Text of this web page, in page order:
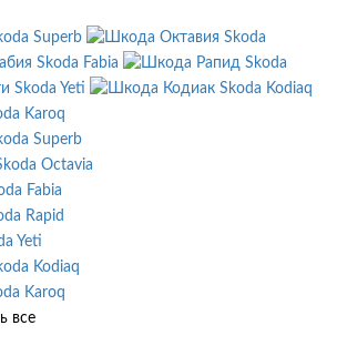
Superb
Skoda
Skoda Fabia
Skoda
Skoda Yeti
Skoda Kodiaq
Karoq
Superb
Octavia
Fabia
Rapid
Yeti
Kodiaq
Karoq
все